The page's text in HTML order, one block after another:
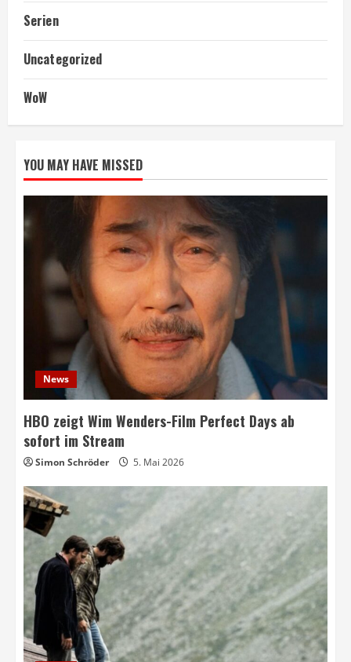
Serien
Uncategorized
WoW
YOU MAY HAVE MISSED
News
HBO zeigt Wim Wenders-Film Perfect Days ab
sofort im Stream
Simon Schröder 5. Mai 2026